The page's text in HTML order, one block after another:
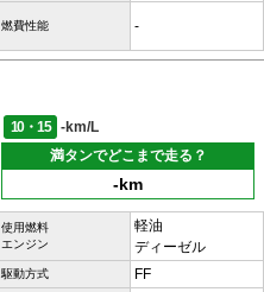
燃費性能 -
10・15
-km/L
満タンでどこまで走る？
-km
使用燃料
エンジン
軽油
ディーゼル
駆動方式 FF